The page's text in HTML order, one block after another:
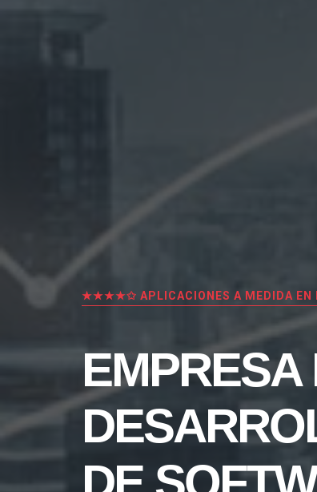
★★★★✩ APLICACIONES A MEDIDA EN
EMPRESA